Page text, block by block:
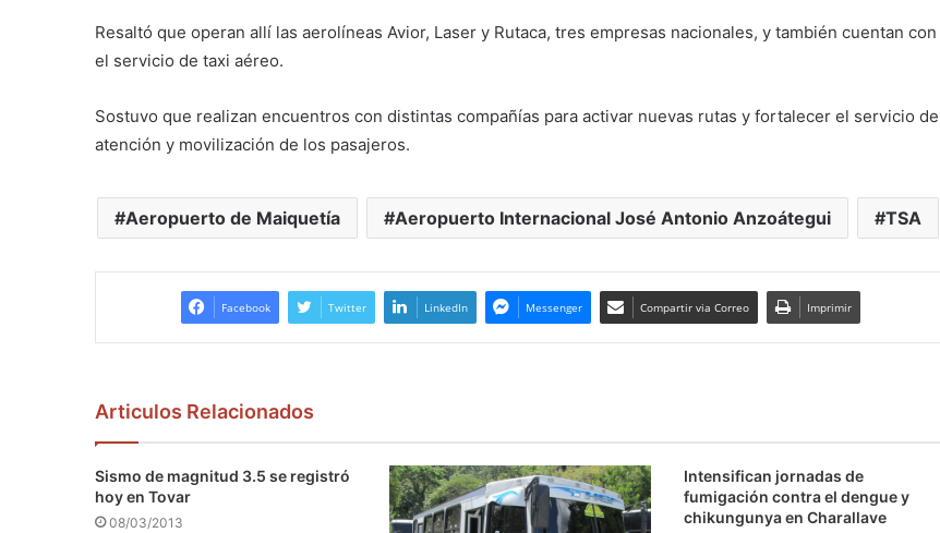
Resaltó que operan allí las aerolíneas Avior, Laser y Rutaca, tres empresas nacionales, y también cuentan con
el servicio de taxi aéreo.
Sostuvo que realizan encuentros con distintas compañías para activar nuevas rutas y fortalecer el servicio de
atención y movilización de los pasajeros.
Aeropuerto de Maiquetía Aeropuerto Internacional José Antonio Anzoátegui TSA
Facebook Twitter LinkedIn Messenger Compartir via Correo Imprimir
Articulos Relacionados
Sismo de magnitud 3.5 se registró
hoy en Tovar
08/03/2013
Intensifican jornadas de
fumigación contra el dengue y
chikungunya en Charallave